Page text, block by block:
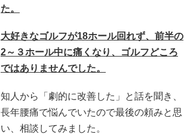
た。
大好きなゴルフが18ホール回れず、前半の
2～３ホール中に痛くなり、ゴルフどころ
ではありませんでした。
知人から「劇的に改善した」と話を聞き、
長年腰痛で悩んでいたので最後の頼みと思
い、相談してみました。